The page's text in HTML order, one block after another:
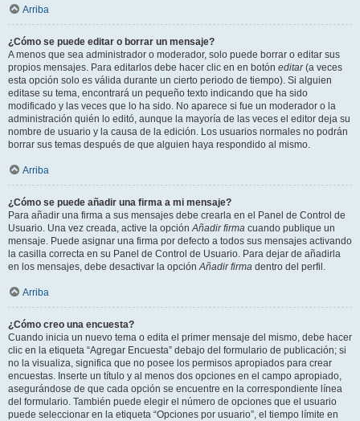
Arriba
¿Cómo se puede editar o borrar un mensaje?
A menos que sea administrador o moderador, solo puede borrar o editar sus
propios mensajes. Para editarlos debe hacer clic en en botón editar(a veces
esta opción solo es válida durante un cierto periodo de tiempo). Si alguien
editase su tema, encontrará un pequeño texto indicando que ha sido
modificado y las veces que lo ha sido. No aparece si fue un moderador o la
administración quién lo editó, aunque la mayoría de las veces el editor deja su
nombre de usuario y la causa de la edición. Los usuarios normales no podrán
borrar sus temas después de que alguien haya respondido al mismo.
Arriba
¿Cómo se puede añadir una firma a mi mensaje?
Para añadir una firma a sus mensajes debe crearla en el Panel de Control de
Usuario. Una vez creada, active la opciónAñadir firma cuando publique un
mensaje. Puede asignar una firma por defecto a todos sus mensajes activando
la casilla correcta en su Panel de Control de Usuario. Para dejar de añadirla
en los mensajes, debe desactivar la opciónAñadir firma dentro del perfil.
Arriba
¿Cómo creo una encuesta?
Cuando inicia un nuevo tema o edita el primer mensaje del mismo, debe hacer
clic en la etiqueta “Agregar Encuesta” debajo del formulario de publicación; si
no la visualiza, significa que no posee los permisos apropiados para crear
encuestas. Inserte un título y al menos dos opciones en el campo apropiado,
asegurándose de que cada opción se encuentre en la correspondiente línea
del formulario. También puede elegir el número de opciones que el usuario
puede seleccionar en la etiqueta “Opciones por usuario”, el tiempo límite en